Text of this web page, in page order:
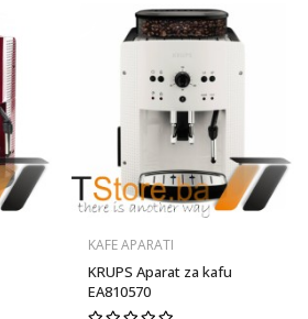
KAFE APARATI
KRUPS Aparat za kafu
EA810570